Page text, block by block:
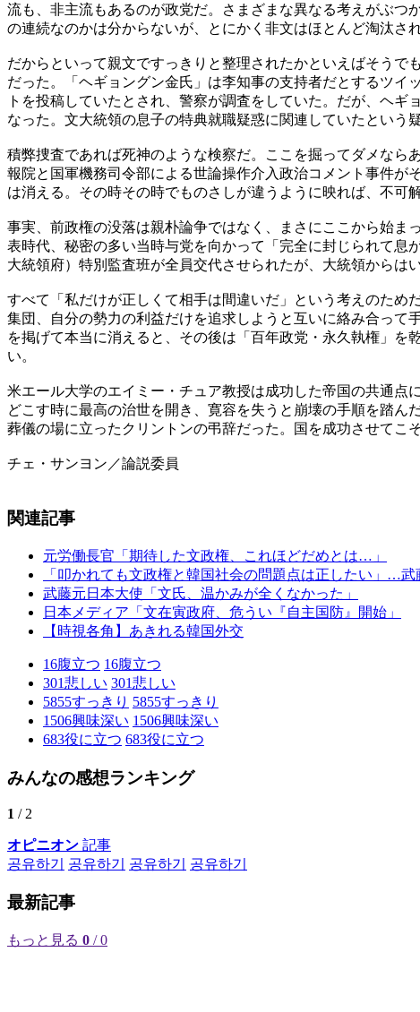
流も、非主流もあるのが政党だ。さまざまな異なる考えがぶ
の連続なのかは分からないが、とにかく非文はほとんど淘汰され
だからといって親文ですっきりと整理されたかといえばそうで
だった。「ヘギョングン金氏」は李知事の支持者だとするツ
トを投稿していたとされ、警察が調査をしていた。だが、ヘ
なった。文大統領の息子の特典就職疑惑に関連していたという
積弊捜査であれば死神のような検察だ。ここを掘ってダメな
報院と国軍機務司令部による世論操作介入政治コメント事件
は消える。その時その時でものさしが違うように映れば、不可
事実、前政権の没落は親朴論争ではなく、まさにここから始
表時代、秘密の多い当時与党を向かって「完全に封じられて息
大統領府）特別監査班が全員交代させられたが、大統領からは
すべて「私だけが正しくて相手は間違いだ」という考えのた
集団、自分の勢力の利益だけを追求しようと互いに絡み合っ
を掲げて本当に消えると、その後は「百年政党・永久執権」
い。
米エール大学のエイミー・チュア教授は成功した帝国の共通
どこす時に最高の治世を開き、寛容を失うと崩壊の手順を踏
葬儀の場に立ったクリントンの弔辞だった。国を成功させてこ
チェ・サンヨン／論説委員
関連記事
元労働長官「期待した文政権、これほどだめとは…」
「叩かれても文政権と韓国社会の問題点は正したい」…
武藤元日本大使「文氏、温かみが全くなかった」
日本メディア「文在寅政府、危うい『自主国防』開始」
【時視各角】あきれる韓国外交
16腹立つ 16腹立つ
301悲しい 301悲しい
5855すっきり 5855すっきり
1506興味深い 1506興味深い
683役に立つ 683役に立つ
みんなの感想ランキング
1 / 2
オピニオン 記事
공유하기
공유하기 공유하기 공유하기
最新記事
もっと見る 0 / 0